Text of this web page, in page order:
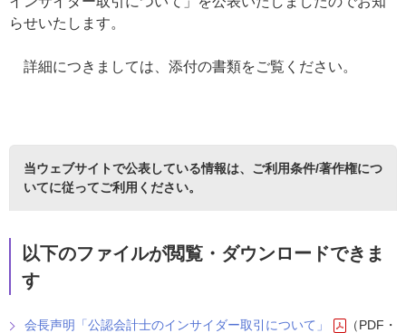
らせいたします。
詳細につきましては、添付の書類をご覧ください。
当ウェブサイトで公表している情報は、 ご利用条件/著作権につ
いてに従ってご利用ください。
以下のファイルが閲覧・ダウンロードできま
す
会長声明「公認会計士のインサイダー取引について」
（PDF・